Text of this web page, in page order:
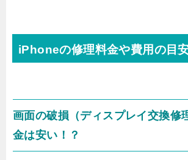
iPhoneの修理料金や費用の目
画面の破損（ディスプレイ交換修
金は安い！？